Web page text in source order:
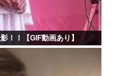
！！【GIF動画あり】